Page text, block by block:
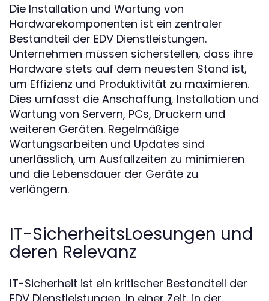
Die Installation und Wartung von
Hardwarekomponenten ist ein zentraler
Bestandteil der EDV Dienstleistungen.
Unternehmen müssen sicherstellen, dass ihre
Hardware stets auf dem neuesten Stand ist,
um Effizienz und Produktivität zu maximieren.
Dies umfasst die Anschaffung, Installation und
Wartung von Servern, PCs, Druckern und
weiteren Geräten. Regelmäßige
Wartungsarbeiten und Updates sind
unerlässlich, um Ausfallzeiten zu minimieren
und die Lebensdauer der Geräte zu
verlängern.
IT-SicherheitsLoesungen und
deren Relevanz
IT-Sicherheit ist ein kritischer Bestandteil der